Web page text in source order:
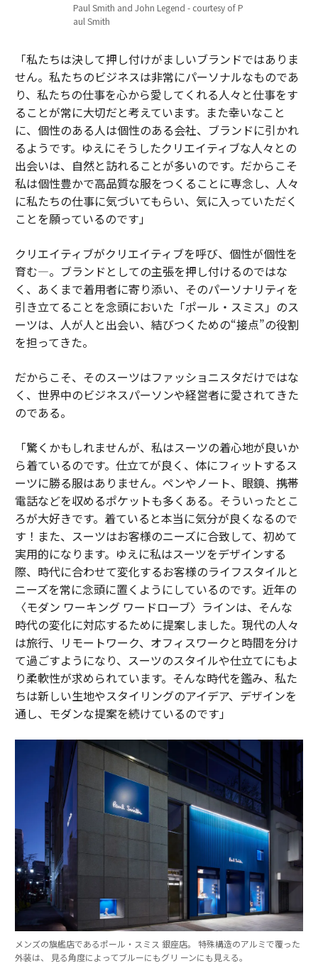
Paul Smith and John Legend - courtesy of P
aul Smith
「私たちは決して押し付けがましいブランドではありま
せん。私たちのビジネスは非常にパーソナルなものであ
り、私たちの仕事を心から愛してくれる人々と仕事をす
ることが常に大切だと考えています。また幸いなこと
に、個性のある人は個性のある会社、ブランドに引かれ
るようです。ゆえにそうしたクリエイティブな人々との
出会いは、自然と訪れることが多いのです。だからこそ
私は個性豊かで高品質な服をつくることに専念し、人々
に私たちの仕事に気づいてもらい、気に入っていただく
ことを願っているのです」
クリエイティブがクリエイティブを呼び、個性が個性を
育む―。ブランドとしての主張を押し付けるのではな
く、あくまで着用者に寄り添い、そのパーソナリティを
引き立てることを念頭においた「ポール・スミス」のス
ーツは、人が人と出会い、結びつくための“接点”の役割
を担ってきた。
だからこそ、そのスーツはファッショニスタだけではな
く、世界中のビジネスパーソンや経営者に愛されてきた
のである。
「驚くかもしれませんが、私はスーツの着心地が良いか
ら着ているのです。仕立てが良く、体にフィットするス
ーツに勝る服はありません。ペンやノート、眼鏡、携帯
電話などを収めるポケットも多くある。そういったとこ
ろが大好きです。着ていると本当に気分が良くなるので
す！また、スーツはお客様のニーズに合致して、初めて
実用的になります。ゆえに私はスーツをデザインする
際、時代に合わせて変化するお客様のライフスタイルと
ニーズを常に念頭に置くようにしているのです。近年の
〈モダン ワーキング ワードローブ〉ラインは、そんな
時代の変化に対応するために提案しました。現代の人々
は旅行、リモートワーク、オフィスワークと時間を分け
て過ごすようになり、スーツのスタイルや仕立てにもよ
り柔軟性が求められています。そんな時代を鑑み、私た
ちは新しい生地やスタイリングのアイデア、デザインを
通し、モダンな提案を続けているのです」
メンズの旗艦店であるポール・スミス 銀座店。 特殊構造のアルミで覆った
外装は、 見る角度によってブルーにもグリ ーンにも見える。